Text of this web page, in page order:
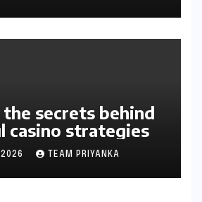
secrets behind
casino strategies
2026 TEAM PRIYANKA